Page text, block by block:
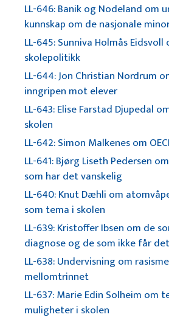
LL-646: Banik og Nodeland om
kunnskap om de nasjonale
LL-645: Sunniva Holmås Eidsvoll
skolepolitikk
LL-644: Jon Christian Nordrum
inngripen mot elever
LL-643: Elise Farstad Djupedal
skolen
LL-642: Simon Malkenes om
LL-641: Bjørg Liseth Pedersen
som har det vanskelig
LL-640: Knut Dæhli om
som tema i skolen
LL-639: Kristoffer Ibsen om de
diagnose og de som ikke får det
LL-638: Undervisning om
mellomtrinnet
LL-637: Marie Edin Solheim om
muligheter i skolen